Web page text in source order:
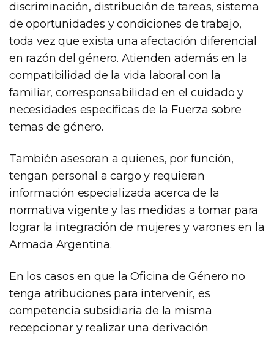
discriminación, distribución de tareas, sistema
de oportunidades y condiciones de trabajo,
toda vez que exista una afectación diferencial
en razón del género. Atienden además en la
compatibilidad de la vida laboral con la
familiar, corresponsabilidad en el cuidado y
necesidades específicas de la Fuerza sobre
temas de género.
También asesoran a quienes, por función,
tengan personal a cargo y requieran
información especializada acerca de la
normativa vigente y las medidas a tomar para
lograr la integración de mujeres y varones en la
Armada Argentina.
En los casos en que la Oficina de Género no
tenga atribuciones para intervenir, es
competencia subsidiaria de la misma
recepcionar y realizar una derivación